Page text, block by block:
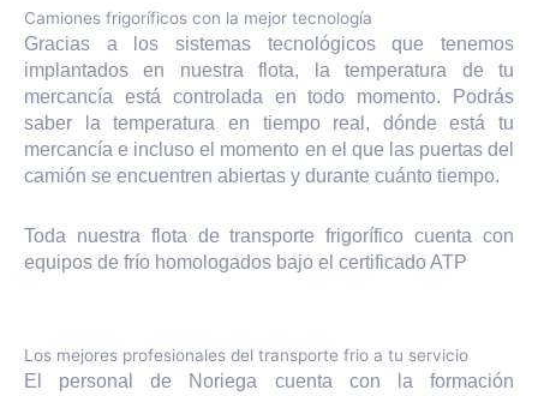
Camiones frigoríficos con la mejor tecnología
Gracias a los sistemas tecnológicos que tenemos
implantados en nuestra flota, la temperatura de tu
mercancía está controlada en todo momento. Podrás
saber la temperatura en tiempo real, dónde está tu
mercancía e incluso el momento en el que las puertas del
camión se encuentren abiertas y durante cuánto tiempo.
Toda nuestra flota de transporte frigorífico cuenta con
equipos de frío homologados bajo el certificado ATP
Los mejores profesionales del transporte frio a tu servicio
El personal de Noriega cuenta con la formación